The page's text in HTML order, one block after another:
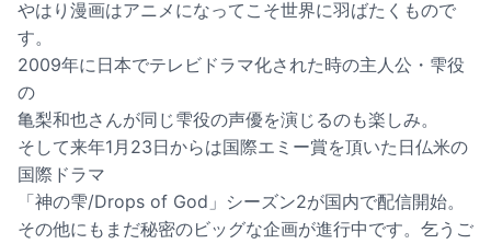
やはり漫画はアニメになってこそ世界に羽ばたくもので
す。
2009年に日本でテレビドラマ化された時の主人公・雫役
の
亀梨和也さんが同じ雫役の声優を演じるのも楽しみ。
そして来年1月23日からは国際エミー賞を頂いた日仏米の
国際ドラマ
「神の雫/Drops of God」シーズン2が国内で配信開始。
その他にもまだ秘密のビッグな企画が進行中です。乞うご